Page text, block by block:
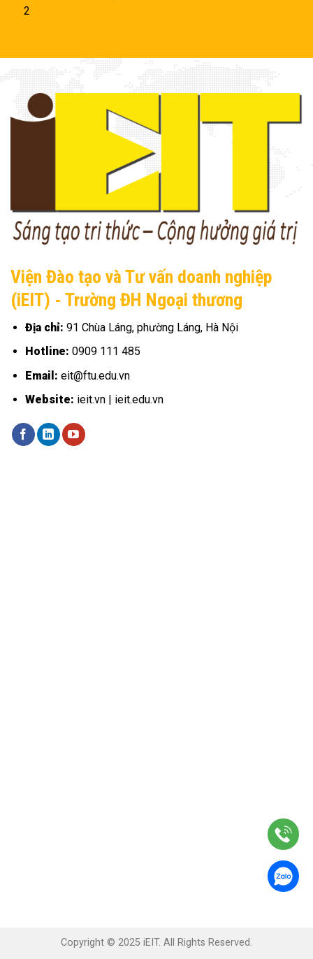
2
Viện Đào tạo và Tư vấn doanh nghiệp
(iEIT) - Trường ĐH Ngoại thương
Địa chỉ: 91 Chùa Láng, phường Láng, Hà Nội
Hotline: 0909 111 485
Email: eit@ftu.edu.vn
Website: ieit.vn | ieit.edu.vn
Copyright © 2025 iEIT. All Rights Reserved.